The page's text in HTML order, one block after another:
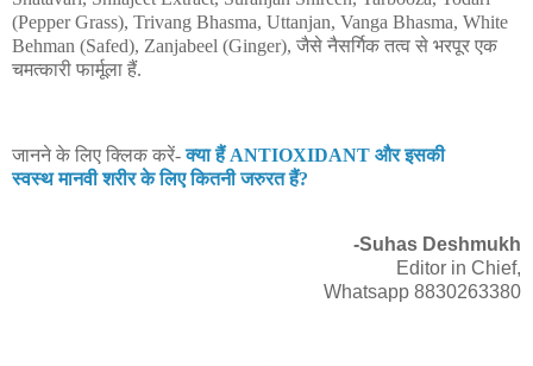
(Pepper Grass), Trivang Bhasma, Uttanjan, Vanga Bhasma, White
Behman (Safed), Zanjabeel (Ginger), जैसे नैसर्गिक तत्व से भरपूर एक
चमत्कारी फार्मूला हैं.
जानने के लिए क्लिक करें-क्या हैं ANTIOXIDANT और इसकी
स्वस्थ मानवी शरीर के लिए कितनी जरुरत हैं?
-Suhas Deshmukh
Editor in Chief,
Whatsapp 8830263380